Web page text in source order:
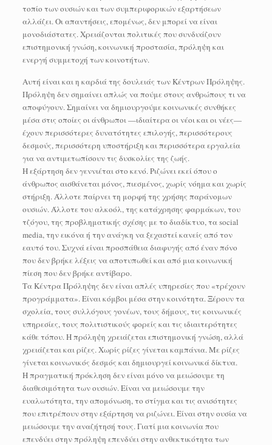
τοπίο των ουσιών και των συμπεριφορικών εξαρτήσεων
αλλάζει. Οι απαντήσεις, επομένως, δεν μπορεί να είναι
μονοδιάστατες. Χρειάζονται πολιτικές που συνδυάζουν
επιστημονική γνώση, κοινωνική προστασία, πρόληψη και
ενεργή συμμετοχή των κοινοτήτων.
Αυτή είναι και η καρδιά της δουλειάς των Κέντρων Πρόληψης.
Πρόληψη δεν σημαίνει απλώς να πούμε στους ανθρώπους τι να
αποφύγουν. Σημαίνει να δημιουργούμε κοινωνικές συνθήκες
μέσα στις οποίες οι άνθρωποι —ιδιαίτερα οι νέοι και οι νέες—
έχουν περισσότερες δυνατότητες επιλογής, περισσότερους
δεσμούς, περισσότερη υποστήριξη και περισσότερα εργαλεία
για να αντιμετωπίσουν τις δυσκολίες της ζωής.
Η εξάρτηση δεν γεννιέται στο κενό. Ριζώνει εκεί όπου ο
άνθρωπος αισθάνεται μόνος, πιεσμένος, χωρίς νόημα και χωρίς
στήριξη. Άλλοτε παίρνει τη μορφή της χρήσης παράνομων
ουσιών. Άλλοτε του αλκοόλ, της κατάχρησης φαρμάκων, του
τζόγου, της προβληματικής σχέσης με το διαδίκτυο, τα social
media, την εικόνα ή την ανάγκη να ξεχαστεί κανείς από τον
εαυτό του. Συχνά είναι προσπάθεια διαφυγής από έναν πόνο
που δεν βρήκε λέξεις να αποτυπωθεί και από μια κοινωνική
πίεση που δεν βρήκε αντίβαρο.
Τα Κέντρα Πρόληψης δεν είναι απλές υπηρεσίες που «τρέχουν
προγράμματα». Είναι κόμβοι μέσα στην κοινότητα. Ξέρουν τα
σχολεία, τους συλλόγους γονέων, τους δήμους, τις κοινωνικές
υπηρεσίες, τους πολιτιστικούς φορείς και τις ιδιαιτερότητες
κάθε τόπου. Η πρόληψη χρειάζεται επιστημονική γνώση, αλλά
χρειάζεται και ρίζες. Χωρίς ρίζες γίνεται καμπάνια. Με ρίζες
γίνεται κοινωνικός δεσμός και δημιουργεί κοινωνικά δίκτυα.
Η πραγματική πρόκληση δεν είναι μόνο να μειώσουμε τη
διαθεσιμότητα των ουσιών. Είναι να μειώσουμε την
ευαλωτότητα, την απομόνωση, το στίγμα και τις ανισότητες
που επιτρέπουν στην εξάρτηση να ριζώνει. Είναι στην ουσία να
μειώσουμε την αναζήτησή τους. Γιατί μια κοινωνία που
επενδύει στην πρόληψη επενδύει στην ανθεκτικότητα των